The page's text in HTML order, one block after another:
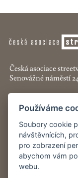
Česká asociace
Senovážné náměstí
+420 774 913 777
Nastavení cookies
Restartshop.cz
Používáme
Soubory cookie
návštěvnících,
pro zobrazení
abychom vám
webu.